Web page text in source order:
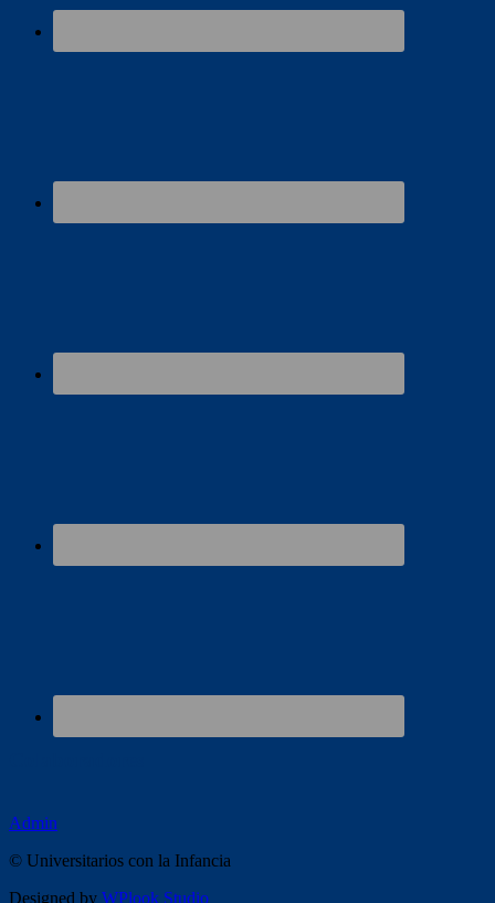
Admin
© Universitarios con la Infancia
Designed by WPlook Studio